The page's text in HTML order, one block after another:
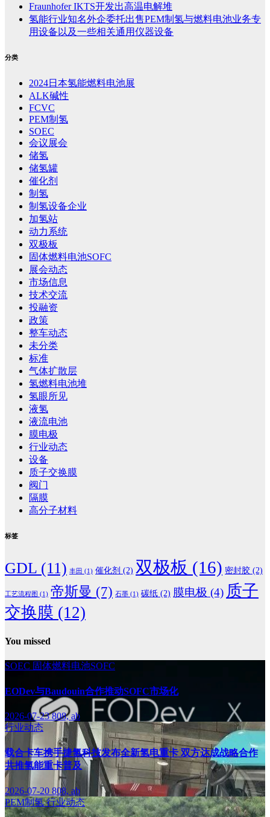
Fraunhofer IKTS开发出高温电解堆
氢能行业知名外企委托出售PEM制氢与燃料电池业务专
用设备以及一些相关通用仪器设备
分类
2024日本氢能燃料电池展
ALK碱性
FCVC
PEM制氢
SOEC
会议展会
储氢
储氢罐
催化剂
制氢
制氢设备企业
加氢站
动力系统
双极板
固体燃料电池SOFC
展会动态
市场信息
技术交流
投融资
政策
整车动态
未分类
标准
气体扩散层
氢燃料电池堆
氢眼所见
液氢
液流电池
膜电极
行业动态
设备
质子交换膜
阀门
隔膜
高分子材料
标签
GDL (11) 丰田 (1) 催化剂 (2) 双极板 (16) 密封胶 (2)
工艺流程图 (1) 帝斯曼 (7) 石墨 (1) 碳纸 (2) 膜电极 (4) 质子
交换膜 (12)
You missed
SOEC 固体燃料电池SOFC
EODev与Baudouin合作推动SOFC市场化
2026-07-23808, ab
行业动态
载合卡车携手捷氢科技发布全新氢电重卡 双方达成战略合作
共推氢能重卡普及
2026-07-20 808, ab
PEM制氢行业动态